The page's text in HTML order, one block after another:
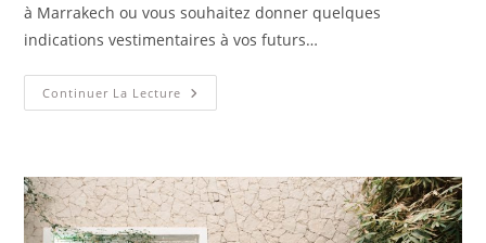
à Marrakech ou vous souhaitez donner quelques
indications vestimentaires à vos futurs…
Continuer La Lecture